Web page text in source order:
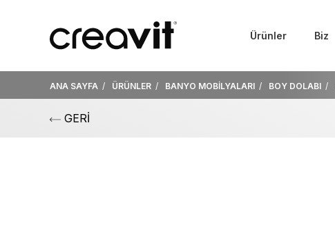
Ürünler Biz
ANA SAYFA ÜRÜNLER BANYO MOBİLYALARI BOY DOLABI
GERİ